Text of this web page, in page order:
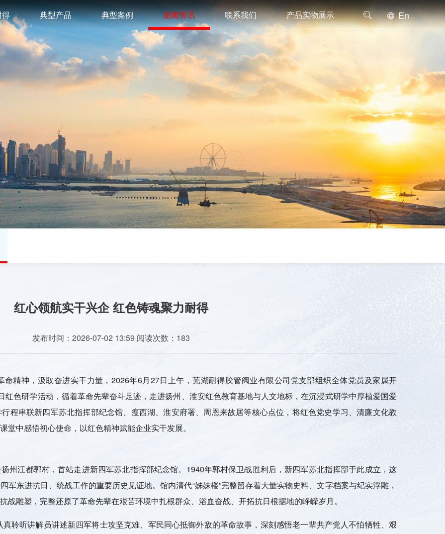
得 典型产品 典型案例 新闻资讯 联系我们 产品实物展示 En
红心领航实干兴企 红色铸魂聚力耐得
发布时间： 2026-07-02 13:59 阅读次数： 183
精神，汲取奋进实干力量， 2026年6月27日上午，芜湖耐得胶管阀业有限公司党支部组织全体党员及家属开
红色研学活动，循着革命先辈奋斗足迹，走进扬州、淮安红色教育基地与人文地标，在沉浸式研学中厚植爱国爱
程串联新四军苏北指挥部纪念馆、瘦西湖、淮安府署、周恩来故居等核心点位，将红色党史学习、清廉文化教
中感悟初心使命，以红色精神赋能企业实干发展。
州江都郭村，首站走进新四军苏北指挥部纪念馆。 1940年郭村保卫战胜利后，新四军苏北指挥部于此成立，这
军东进抗日、统战工作的重要历史见证地。馆内清代“姊妹楼”完整留存着大量实物史料、文字档案与纪实浮雕，
雕塑，完整还原了革命先辈在艰苦环境中扎根群众、浴血奋战、开拓抗日根据地的峥嵘岁月。
真聆听讲解员讲述新四军将士攻坚克难、军民同心抵御外敌的革命故事，深刻感悟老一辈共产党人不怕牺牲、艰